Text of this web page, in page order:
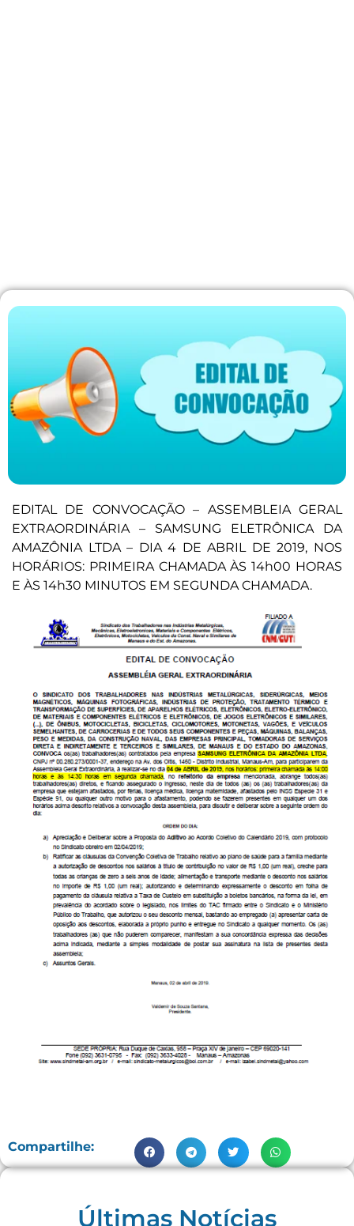
EDITAL DE CONVOCAÇÃO – ASSEMBLEIA GERAL
EXTRAORDINÁRIA – SAMSUNG ELETRÔNICA DA
AMAZÔNIA LTDA – DIA 4 DE ABRIL DE 2019, NOS
HORÁRIOS: PRIMEIRA CHAMADA ÀS 14h00 HORAS
E ÀS 14h30 MINUTOS EM SEGUNDA CHAMADA.
Compartilhe:
Últimas Notícias